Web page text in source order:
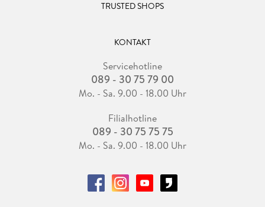
TRUSTED SHOPS
KONTAKT
Servicehotline
089 - 30 75 79 00
Mo. - Sa. 9.00 - 18.00 Uhr
Filialhotline
089 - 30 75 75 75
Mo. - Sa. 9.00 - 18.00 Uhr